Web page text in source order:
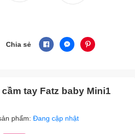
Chia sẻ
tay Fatz baby Mini1
phẩm: Đang cập nhật